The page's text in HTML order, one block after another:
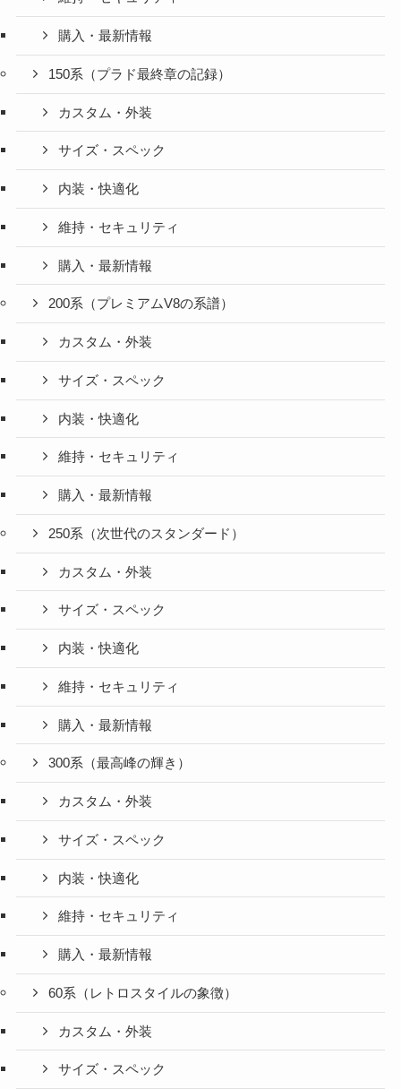
購入・最新情報
150系（プラド最終章の記録）
カスタム・外装
サイズ・スペック
内装・快適化
維持・セキュリティ
購入・最新情報
200系（プレミアムV8の系譜）
カスタム・外装
サイズ・スペック
内装・快適化
維持・セキュリティ
購入・最新情報
250系（次世代のスタンダード）
カスタム・外装
サイズ・スペック
内装・快適化
維持・セキュリティ
購入・最新情報
300系（最高峰の輝き）
カスタム・外装
サイズ・スペック
内装・快適化
維持・セキュリティ
購入・最新情報
60系（レトロスタイルの象徴）
カスタム・外装
サイズ・スペック